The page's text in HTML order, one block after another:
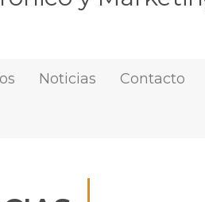
Noticias Contacto